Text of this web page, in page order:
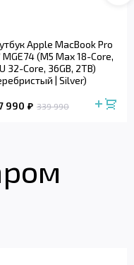
Apple MacBook Pro
MGE74 (M5 Max 18-Core,
32-Core, 36GB, 2TB)
| Silver)
990 339 990